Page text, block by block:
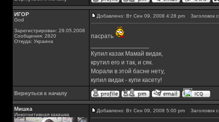
ИГОР
God
Зарегистрирован: 29.05.2008
Сообщения: 2820
Откуда: Украина
Добавлено: Вт Сен 09, 2008 4:28 pm Заголовок
пасрать
Купил казак Мамай видак,
крутил его и так, и сяк.
Морали в этой басне нету,
купил видак - купи касету!
Вернуться к началу
Мишка
Инкогнитивная какашка
Добавлено: Вт Сен 09, 2008 5:00 pm Заголовок